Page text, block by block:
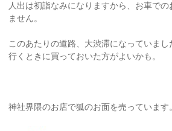
人出は初詣なみになりますから、お車で
ません。
このあたりの道路、大渋滞になっていまし
行くときに買っておいた方がよいかも。
神社界隈のお店で狐のお面を売っています